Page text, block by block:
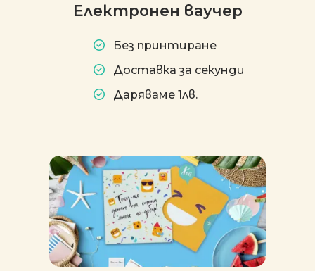
Електронен ваучер
Без принтиране
Доставка за секунди
Даряваме 1лв.